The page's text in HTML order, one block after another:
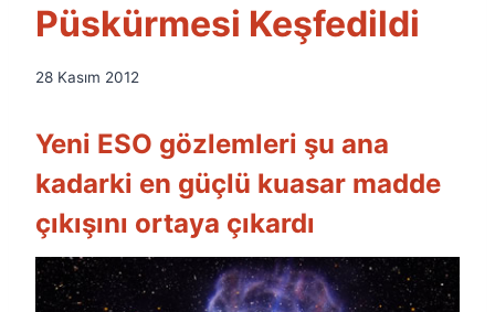
Püskürmesi Keşfedildi
By
Özyar
28 Kasım 2012
Yeni ESO gözlemleri şu ana
kadarki en güçlü kuasar madde
çıkışını ortaya çıkardı